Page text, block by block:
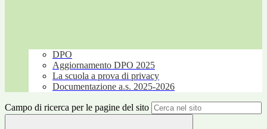
DPO
Aggiornamento DPO 2025
La scuola a prova di privacy
Documentazione a.s. 2025-2026
Campo di ricerca per le pagine del sito